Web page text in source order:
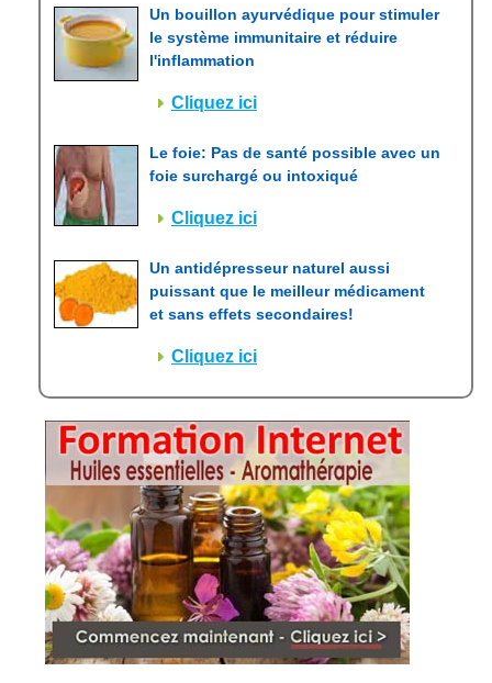
Un bouillon ayurvédique pour stimuler
le système immunitaire et réduire
l'inflammation
Cliquez ici
Le foie: Pas de santé possible avec un
foie surchargé ou intoxiqué
Cliquez ici
Un antidépresseur naturel aussi
puissant que le meilleur médicament
et sans effets secondaires!
Cliquez ici